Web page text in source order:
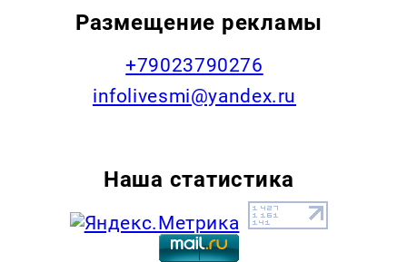
Размещение рекламы
+79023790276
infolivesmi@yandex.ru
Наша статистика